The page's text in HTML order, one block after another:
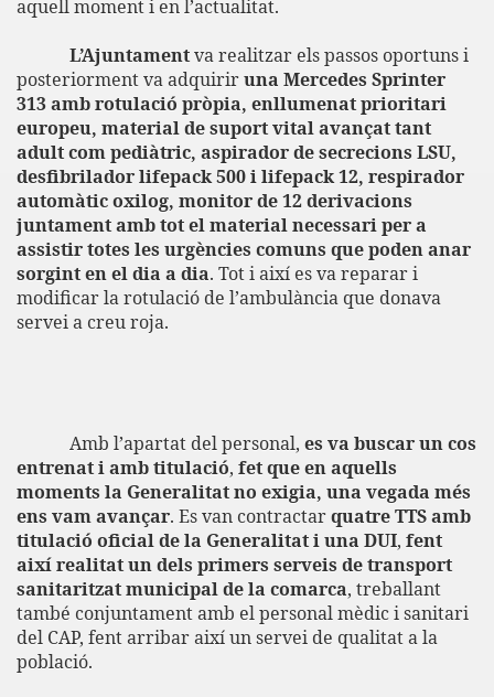
aquell moment i en l’actualitat.
L’Ajuntamentva realitzar els passos oportuns i
posteriorment va adquiriruna Mercedes Sprinter
313 amb rotulació pròpia, enllumenat prioritari
europeu, material de suport vital avançat tant
adult com pediàtric, aspirador de secrecions LSU,
desfibrilador lifepack 500 i lifepack 12, respirador
automàtic oxilog, monitor de 12 derivacions
juntament amb tot el material necessari per a
assistir totes les urgències comuns que poden anar
sorgint en el dia a dia. Tot i així es va reparar i
modificar la rotulació de l’ambulància que donava
servei a creu roja.
Amb l’apartat del personal, es va buscar un cos
entrenat i amb titulació, fet que en aquells
moments la Generalitat no exigia, una vegada més
ens vamavançar. Es van contractarquatre TTSamb
titulació oficial de la Generalitat iuna DUI, fent
així realitat un dels primers serveis de transport
sanitaritzatmunicipal de la comarca, treballant
també conjuntament amb el personal mèdic i sanitari
del CAP, fent arribar així un servei de qualitat a la
població.